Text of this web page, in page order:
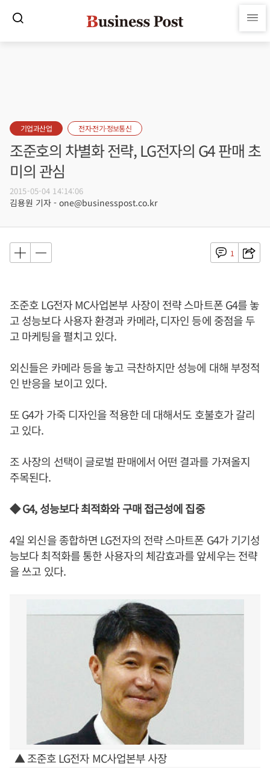
기업과산업 전자·전기·정보통신
조준호의 차별화 전략, LG전자의 G4 판매 초
미의 관심
2015-05-04 14:14:06
김용원 기자 - one@businesspost.co.kr
1
조준호 LG전자 MC사업본부 사장이 전략 스마트폰 G4를 놓
고 성능보다 사용자 환경과 카메라, 디자인 등에 중점을 두
고 마케팅을 펼치고 있다.
외신들은 카메라 등을 놓고 극찬하지만 성능에 대해 부정적
인 반응을 보이고 있다.
또 G4가 가죽 디자인을 적용한 데 대해서도 호불호가 갈리
고 있다.
조 사장의 선택이 글로벌 판매에서 어떤 결과를 가져올지
주목된다.
◆ G4, 성능보다 최적화와 구매 접근성에 집중
4일 외신을 종합하면 LG전자의 전략 스마트폰 G4가 기기성
능보다 최적화를 통한 사용자의 체감효과를 앞세우는 전략
을 쓰고 있다.
▲ 조준호 LG전자 MC사업본부 사장